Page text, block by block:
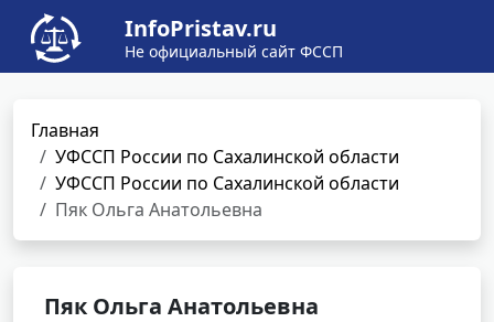
InfoPristav.ru
Не официальный сайт ФССП
Главная
УФССП России по Сахалинской области
УФССП России по Сахалинской области
Пяк Ольга Анатольевна
Пяк Ольга Анатольевна